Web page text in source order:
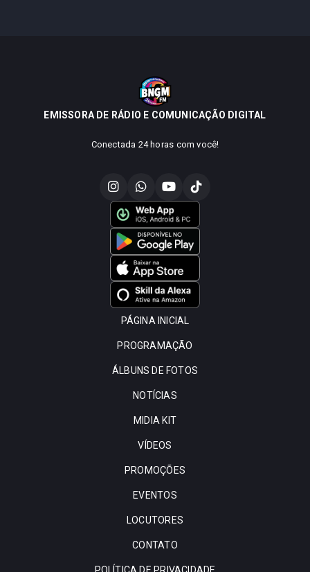
EMISSORA DE RÁDIO E COMUNICAÇÃO DIGITAL
Conectada 24 horas com você!
PÁGINA INICIAL
PROGRAMAÇÃO
ÁLBUNS DE FOTOS
NOTÍCIAS
MIDIA KIT
VÍDEOS
PROMOÇÕES
EVENTOS
LOCUTORES
CONTATO